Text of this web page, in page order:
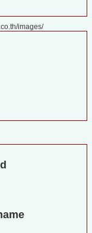
images/